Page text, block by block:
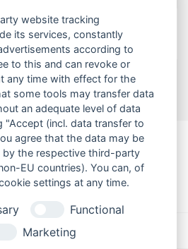
Kunden-Kommentare
website tracking
its services, constantly
according to
to this and can revoke or
any time with effect for the
some tools may transfer data
an adequate level of data
"Accept (incl. data transfer to
agree that the data may be
by the respective third-party
EU countries). You can, of
settings at any time.
Functional
Marketing